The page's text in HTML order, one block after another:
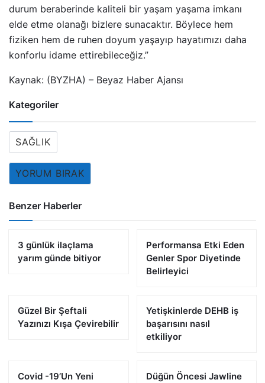
durum beraberinde kaliteli bir yaşam yaşama imkanı
elde etme olanağı bizlere sunacaktır. Böylece hem
fiziken hem de ruhen doyum yaşayıp hayatımızı daha
konforlu idame ettirebileceğiz.”
Kaynak: (BYZHA) – Beyaz Haber Ajansı
Kategoriler
SAĞLIK
YORUM BIRAK
Benzer Haberler
3 günlük ilaçlama
yarım günde bitiyor
Performansa Etki Eden
Genler Spor Diyetinde
Belirleyici
Güzel Bir Şeftali
Yazınızı Kışa Çevirebilir
Yetişkinlerde DEHB iş
başarısını nasıl
etkiliyor
Covid -19’Un Yeni Düğün Öncesi Jawline